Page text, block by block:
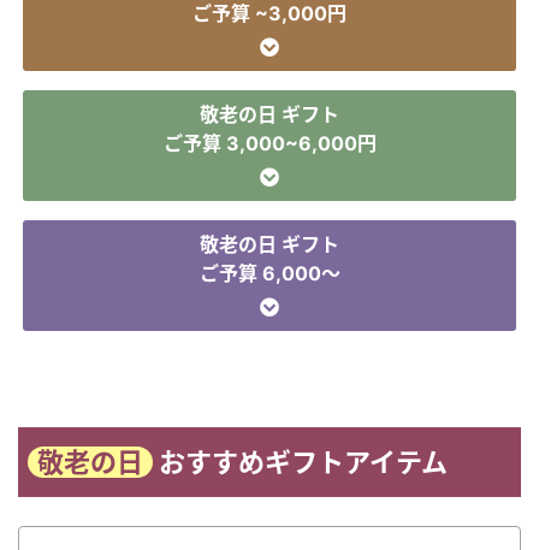
ご予算 ~3,000円
敬老の日 ギフト
ご予算 3,000~6,000円
敬老の日 ギフト
ご予算 6,000～
敬老の日 おすすめギフトアイテム